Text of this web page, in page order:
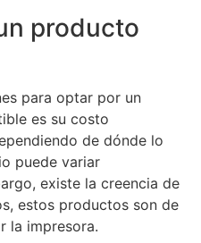
producto
para optar por un
es su costo
de dónde lo
puede variar
existe la creencia de
estos productos son de
la impresora.